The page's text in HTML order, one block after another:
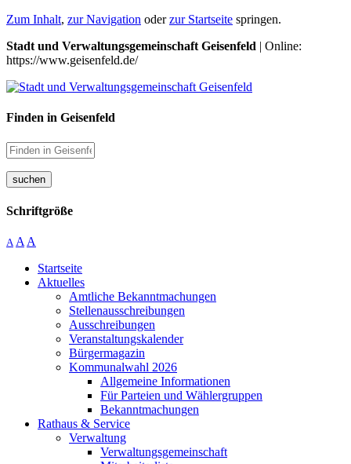
Zum Inhalt, zur Navigation oderzur Startseite springen.
Stadt und Verwaltungsgemeinschaft Geisenfeld | Online:
https://www.geisenfeld.de/
Finden in Geisenfeld
suchen
Schriftgröße
A A A
Startseite
Aktuelles
Amtliche Bekanntmachungen
Stellenausschreibungen
Ausschreibungen
Veranstaltungskalender
Bürgermagazin
Kommunalwahl 2026
Allgemeine Informationen
Für Parteien und Wählergruppen
Bekanntmachungen
Rathaus & Service
Verwaltung
Verwaltungsgemeinschaft